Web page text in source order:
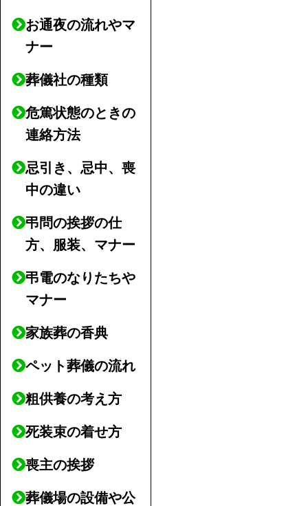
お通夜の流れやマ
ナー
葬儀社の種類
危篤状態のときの
連絡方法
忌引き、忌中、喪
中の違い
弔問の挨拶の仕
方、服装、マナー
弔電のなりたちや
マナー
家族葬の香典
ペット葬儀の流れ
粗供養の考え方
死装束の着せ方
喪主の挨拶
葬儀場の設備や公